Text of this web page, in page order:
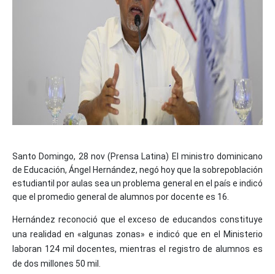
Santo Domingo, 28 nov (Prensa Latina) El ministro dominicano
de Educación, Ángel Hernández, negó hoy que la sobrepoblación
estudiantil por aulas sea un problema general en el país e indicó
que el promedio general de alumnos por docente es 16.
Hernández reconoció que el exceso de educandos constituye
una realidad en «algunas zonas» e indicó que en el Ministerio
laboran 124 mil docentes, mientras el registro de alumnos es
de dos millones 50 mil.